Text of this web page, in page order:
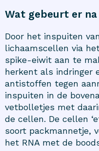
Wat gebeurt er
Door het inspuiten
lichaamscellen via
spike-eiwit aan te
herkent als indringer
antistoffen tegen
inspuiten in de
vetbolletjes met
de cellen. De cellen
soort packmannetje,
het RNA met de